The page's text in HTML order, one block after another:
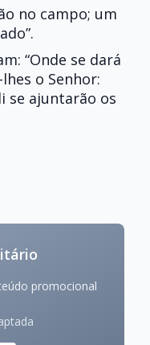
no campo; um
“Onde se dará
o Senhor:
se ajuntarão os
promocional